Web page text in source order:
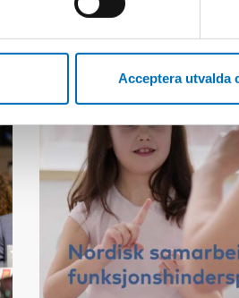
Acceptera utvalda
Relaterat